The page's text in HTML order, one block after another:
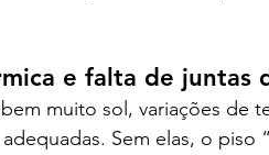
e falta de juntas
muito sol, variações de
Sem elas, o piso